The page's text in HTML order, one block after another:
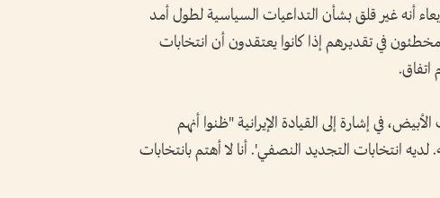
أنه غير قلق بشأن ‌التداعيات السياسية لطول ​أمد
مخطئون في تقديرهم إذا كانوا يعتقدون أن انتخابات
اتفاق.
في إشارة إلى القيادة الإيرانية "ظنوا أنهم
انتخابات التجديد النصفي'. أنا لا أهتم بانتخابات